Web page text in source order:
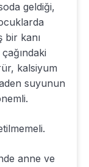
geldiği,
bir kanı
kalsiyum
suyunun
anne ve